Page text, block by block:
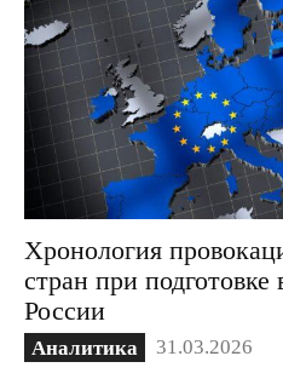
Хронология
стран при
России
Аналитика 31.03.2026